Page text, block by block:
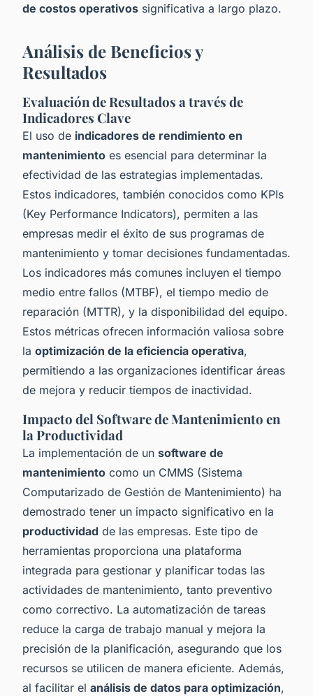
de costos operativos significativa a largo plazo.
Análisis de Beneficios y
Resultados
Evaluación de Resultados a través de
Indicadores Clave
El uso de indicadores de rendimiento en
mantenimiento es esencial para determinar la
efectividad de las estrategias implementadas.
Estos indicadores, también conocidos como KPIs
(Key Performance Indicators), permiten a las
empresas medir el éxito de sus programas de
mantenimiento y tomar decisiones fundamentadas.
Los indicadores más comunes incluyen el tiempo
medio entre fallos (MTBF), el tiempo medio de
reparación (MTTR), y la disponibilidad del equipo.
Estos métricas ofrecen información valiosa sobre
la optimización de la eficiencia operativa,
permitiendo a las organizaciones identificar áreas
de mejora y reducir tiempos de inactividad.
Impacto del Software de Mantenimiento en
la Productividad
La implementación de un software de
mantenimiento como un CMMS (Sistema
Computarizado de Gestión de Mantenimiento) ha
demostrado tener un impacto significativo en la
productividad de las empresas. Este tipo de
herramientas proporciona una plataforma
integrada para gestionar y planificar todas las
actividades de mantenimiento, tanto preventivo
como correctivo. La automatización de tareas
reduce la carga de trabajo manual y mejora la
precisión de la planificación, asegurando que los
recursos se utilicen de manera eficiente. Además,
al facilitar el análisis de datos para optimización,